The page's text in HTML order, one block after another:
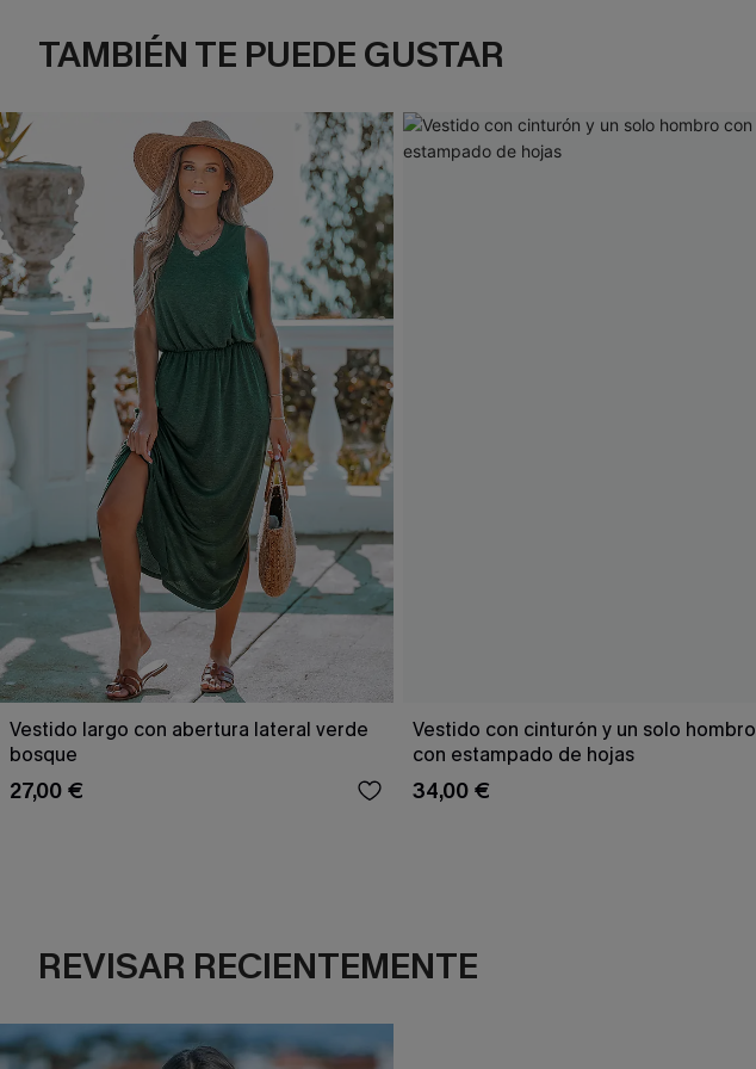
TAMBIÉN TE PUEDE GUSTAR
Vestido largo con abertura lateral verde
bosque
27,00 €
Vestido con cinturón y un solo hombro
con estampado de hojas
34,00 €
REVISAR RECIENTEMENTE